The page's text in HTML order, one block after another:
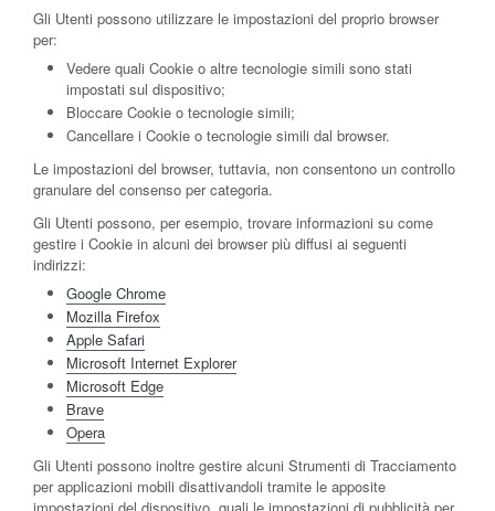
Gli Utenti possono utilizzare le impostazioni del proprio browser
per:
Vedere quali Cookie o altre tecnologie simili sono stati
impostati sul dispositivo;
Bloccare Cookie o tecnologie simili;
Cancellare i Cookie o tecnologie simili dal browser.
Le impostazioni del browser, tuttavia, non consentono un controllo
granulare del consenso per categoria.
Gli Utenti possono, per esempio, trovare informazioni su come
gestire i Cookie in alcuni dei browser più diffusi ai seguenti
indirizzi:
Google Chrome
Mozilla Firefox
Apple Safari
Microsoft Internet Explorer
Microsoft Edge
Brave
Opera
Gli Utenti possono inoltre gestire alcuni Strumenti di Tracciamento
per applicazioni mobili disattivandoli tramite le apposite